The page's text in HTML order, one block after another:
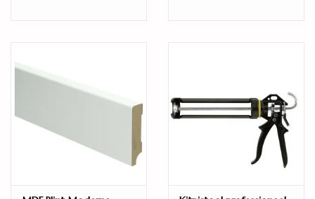
Zwevend
Warmteweerstand (m2K/W)
0,053